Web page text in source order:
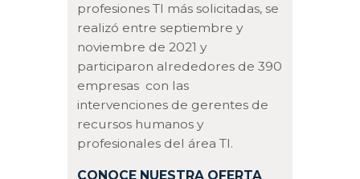
profesiones TI más solicitadas, se
realizó entre septiembre y
noviembre de 2021 y
participaron alrededores de 390
empresas con las
intervenciones de gerentes de
recursos humanos y
profesionales del área TI.
CONOCE NUESTRA OFERTA